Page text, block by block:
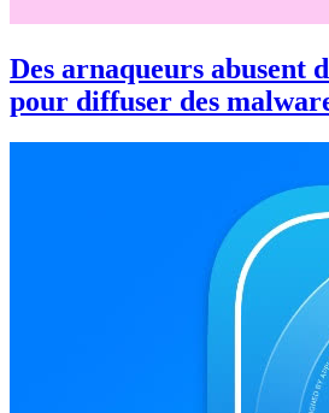
Des arnaqueurs abusent
pour diffuser des